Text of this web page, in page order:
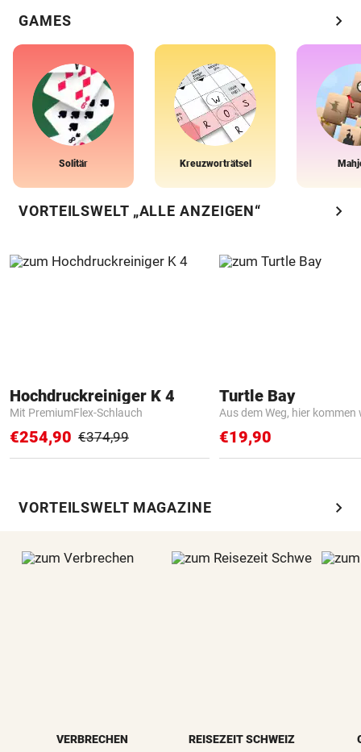
GAMES chevron_right
Solitär Kreuzworträtsel
VORTEILSWELT „ALLE ANZEIGEN“ chevron_right
Hochdruckreiniger K 4
Mit PremiumFlex-Schlauch
€254,90 €374,99
Turtle Bay
Aus dem Weg, hier kommen
€19,90
VORTEILSWELT MAGAZINE chevron_right
VERBRECHEN REISEZEIT SCHWEIZ